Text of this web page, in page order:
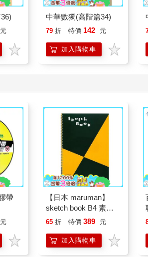
元
中華數獨(高階篇34)
79 折 特價 142 元
加入購物車
帶
元
【日本 maruman】
sketch book B4 素描
本 繪圖本 空白繪圖本
65 折 特價 389 元
加入購物車